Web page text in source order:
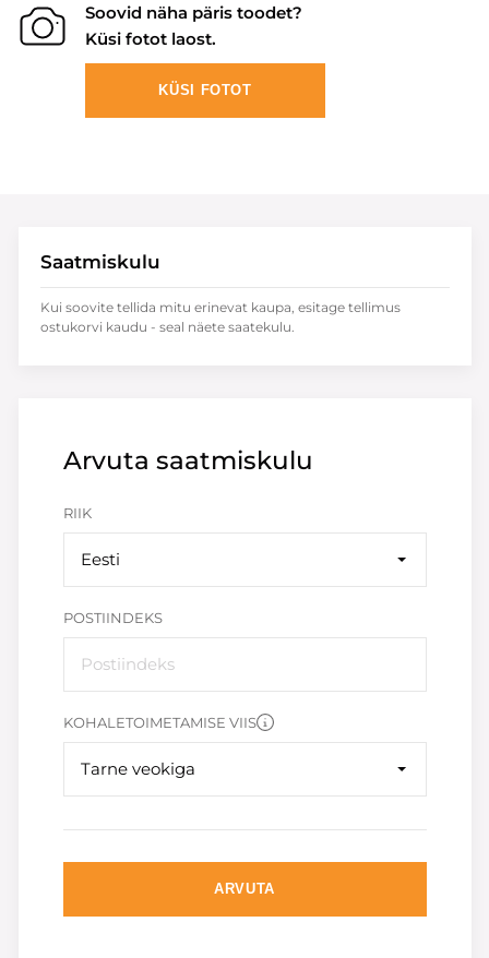
Soovid näha päris toodet?
Küsi fotot laost.
KÜSI FOTOT
Arvuta saatmiskulu
RIIK
Eesti
POSTIINDEKS
KOHALETOIMETAMISE VIIS
Tarne veokiga
ARVUTA
Saatmiskulu
Kui soovite tellida mitu erinevat kaupa, esitage tellimus
ostukorvi kaudu - seal näete saatekulu.